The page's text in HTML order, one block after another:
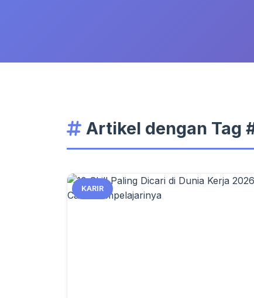
Artikel dengan Tag
KARIR